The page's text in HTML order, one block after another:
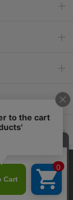
めにCookieを使用
意したものとみな